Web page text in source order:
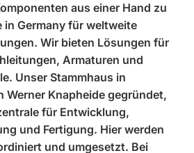
aus einer Hand zu
in Germany für weltweite
Wir bieten Lösungen für
Armaturen und
Unser Stammhaus in
Werner Knapheide gegründet,
für Entwicklung,
und Fertigung. Hier werden
und umgesetzt. Bei